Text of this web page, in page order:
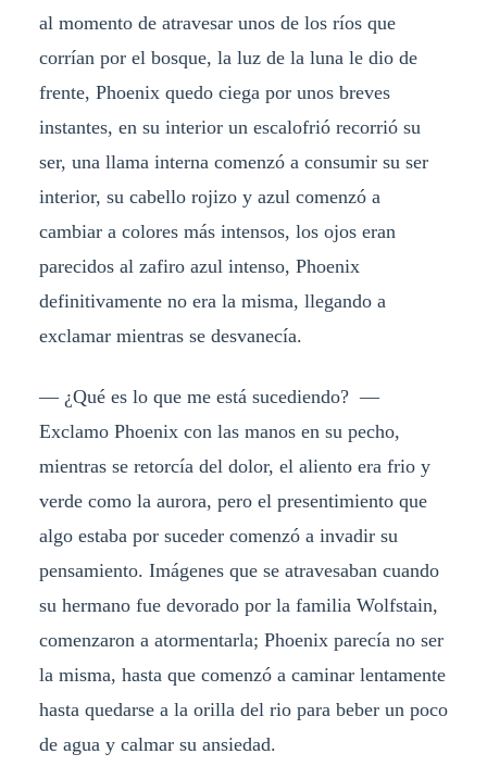
al momento de atravesar unos de los ríos que
corrían por el bosque, la luz de la luna le dio de
frente, Phoenix quedo ciega por unos breves
instantes, en su interior un escalofrió recorrió su
ser, una llama interna comenzó a consumir su ser
interior, su cabello rojizo y azul comenzó a
cambiar a colores más intensos, los ojos eran
parecidos al zafiro azul intenso, Phoenix
definitivamente no era la misma, llegando a
exclamar mientras se desvanecía.
— ¿Qué es lo que me está sucediendo? —
Exclamo Phoenix con las manos en su pecho,
mientras se retorcía del dolor, el aliento era frio y
verde como la aurora, pero el presentimiento que
algo estaba por suceder comenzó a invadir su
pensamiento. Imágenes que se atravesaban cuando
su hermano fue devorado por la familia Wolfstain,
comenzaron a atormentarla; Phoenix parecía no ser
la misma, hasta que comenzó a caminar lentamente
hasta quedarse a la orilla del rio para beber un poco
de agua y calmar su ansiedad.